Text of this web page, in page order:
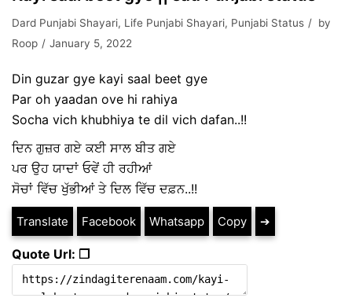
Dard Punjabi Shayari, Life Punjabi Shayari, Punjabi Status
by
Roop
January 5, 2022
Din guzar gye kayi saal beet gye
Par oh yaadan ove hi rahiya
Socha vich khubhiya te dil vich dafan..!!
ਦਿਨ ਗੁਜ਼ਰ ਗਏ ਕਈ ਸਾਲ ਬੀਤ ਗਏ
ਪਰ ਉਹ ਯਾਦਾਂ ਓਵੇਂ ਹੀ ਰਹੀਆਂ
ਸੋਚਾਂ ਵਿੱਚ ਖੁੱਭੀਆਂ ਤੇ ਦਿਲ ਵਿੱਚ ਦਫ਼ਨ..!!
Translate Facebook Whatsapp Copy ➔
Quote Url: ❐